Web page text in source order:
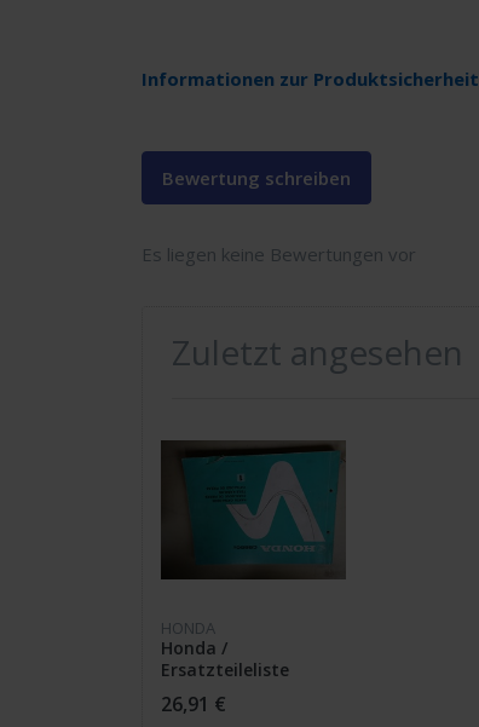
Informationen zur Produktsicherheit
Bewertung schreiben
Es liegen keine Bewertungen vor
Zuletzt angesehen
HONDA
Honda /
Ersatzteileliste
Honda CB 650Z
13426Z41 /
26,91 €